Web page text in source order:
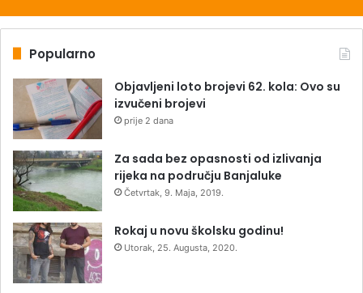
Popularno
Objavljeni loto brojevi 62. kola: Ovo su
izvučeni brojevi
prije 2 dana
Za sada bez opasnosti od izlivanja
rijeka na području Banjaluke
Četvrtak, 9. Maja, 2019.
Rokaj u novu školsku godinu!
Utorak, 25. Augusta, 2020.